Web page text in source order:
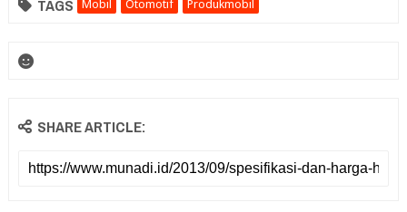
TAGS Mobil Otomotif Produkmobil
SHARE ARTICLE: